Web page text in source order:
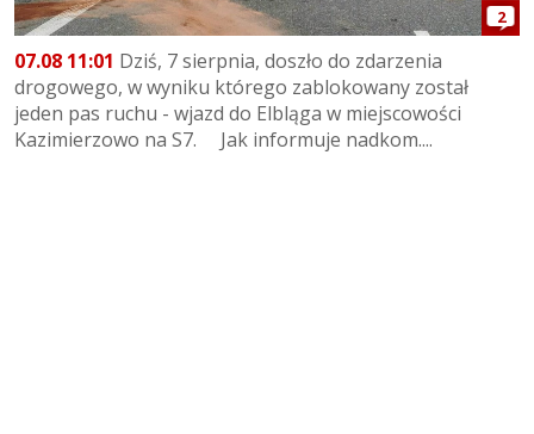
2
07.08 11:01 Dziś, 7 sierpnia, doszło do zdarzenia
drogowego, w wyniku którego zablokowany został
jeden pas ruchu - wjazd do Elbląga w miejscowości
Kazimierzowo na S7. Jak informuje nadkom....